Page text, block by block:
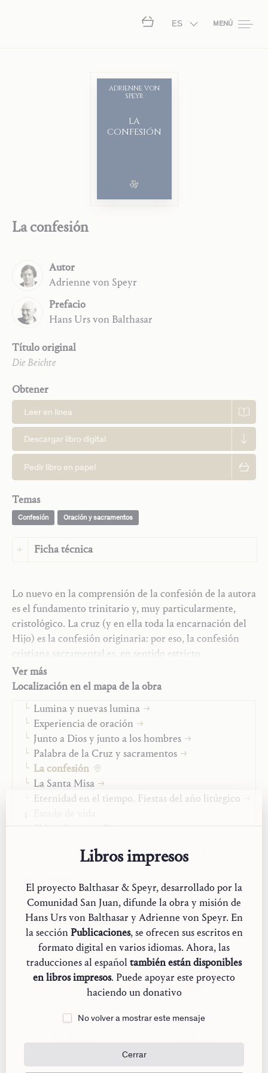
ES MENÚ
LA
CONFESIÓN
ADRIENNE VON
SPEYR
La confesión
Autor
Adrienne von Speyr
Prefacio
Hans Ursvon Balthasar
Título original
Die Beichte
Obtener
Leer en línea
Descargar libro digital
Pedir libro en papel
Temas
Confesión Oración y sacramentos
Ficha técnica
Idioma original: Alemán
ISBN: 319
Editorial: Saint John Publications
Traductores: Juan Manuel Sara, Ricardo Aldana
Valenzuela
Año:
Tipo:
Libro
Lo nuevo en la comprensión de la confesión de la autora
es el fundamento trinitario y, muy particularmente,
cristológico. La cruz (y en ella toda la encarnación del
Hijo) es la confesión originaria: por eso, la confesión
cristiana sacramental es, en sentido estricto,
seguimiento de Cristo.
Hans Urs von Balthasar (Prefacio)
"... Dios nos ve con una mirada de misericordia, pues Él
quiere perdonar, pero con una mirada que exige
veracidad absoluta".
Adrienne von Speyr
Ver más
Localización en el mapa de la obra
Los Comentarios a la Sagrada Escritura
María
Oración y sacramentos
El mundo de la oración
La luz y las imágenes
Lumina y nuevas lumina
Experiencia de oración
Junto a Dios y junto a los hombres
Palabra de la Cruz y sacramentos
La confesión
La Santa Misa
Eternidad en el tiempo. Fiestas del año litúrgico
El hombre ante Dios
Los «Escritos póstumos»
Ver el plano general de la obra
Libros impresos
El proyecto Balthasar & Speyr, desarrollado por la
Comunidad San Juan, difunde la obra y misión de
Hans Urs von Balthasar y Adrienne von Speyr. En
la secciónPublicaciones, se ofrecen sus escritos en
formato digital en varios idiomas. Ahora, las
traducciones al españoltambién están disponibles
en libros impresos. Puede apoyar este proyecto
haciendo un donativo
No volver a mostrar este mensaje
Cerrar